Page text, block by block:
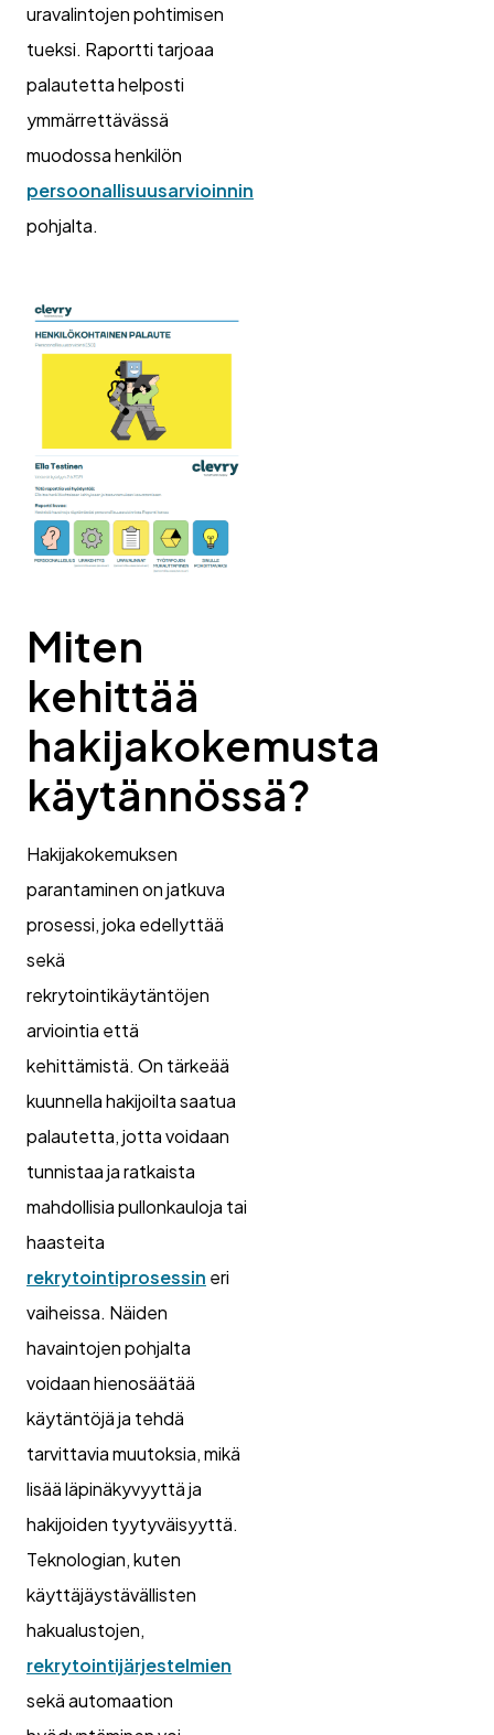
uravalintojen pohtimisen
tueksi. Raportti tarjoaa
palautetta helposti
ymmärrettävässä
muodossa henkilön
persoonallisuusarvioinnin
pohjalta.
Miten
kehittää
hakijakokemusta
käytännössä?
Hakijakokemuksen
parantaminen on jatkuva
prosessi, joka edellyttää
sekä
rekrytointikäytäntöjen
arviointia että
kehittämistä. On tärkeää
kuunnella hakijoilta saatua
palautetta, jotta voidaan
tunnistaa ja ratkaista
mahdollisia pullonkauloja tai
haasteita
rekrytointiprosessin eri
vaiheissa. Näiden
havaintojen pohjalta
voidaan hienosäätää
käytäntöjä ja tehdä
tarvittavia muutoksia, mikä
lisää läpinäkyvyyttä ja
hakijoiden tyytyväisyyttä.
Teknologian, kuten
käyttäjäystävällisten
hakualustojen,
rekrytointijärjestelmien
sekä automaation